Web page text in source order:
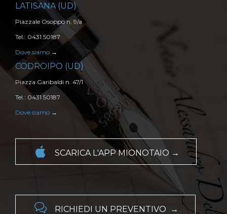
LATISANA (UD)
Piazzale Osoppo n. 9/a
Tel.: 0431 50187
Dove siamo →
CODROIPO (UD)
Piazza Garibaldi n. 47/1
Tel.: 0431 50187
Dove siamo →
 SCARICA L'APP MIONOTAIO →
 RICHIEDI UN PREVENTIVO →